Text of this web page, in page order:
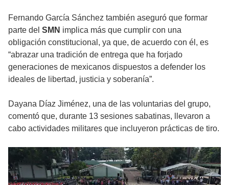
Fernando García Sánchez también aseguró que formar
parte del SMN implica más que cumplir con una
obligación constitucional, ya que, de acuerdo con él, es
“abrazar una tradición de entrega que ha forjado
generaciones de mexicanos dispuestos a defender los
ideales de libertad, justicia y soberanía”.
Dayana Díaz Jiménez, una de las voluntarias del grupo,
comentó que, durante 13 sesiones sabatinas, llevaron a
cabo actividades militares que incluyeron prácticas de tiro.